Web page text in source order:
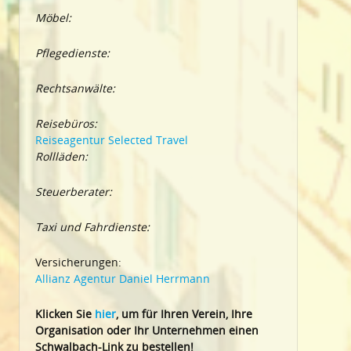
Möbel:
Pflegedienste:
Rechtsanwälte:
Reisebüros:
Reiseagentur Selected Travel
Rollläden:
Steuerberater:
Taxi und Fahrdienste:
Versicherungen:
Allianz Agentur Daniel Herrmann
Klicken Sie hier, um für Ihren Verein, Ihre
Organisation oder Ihr Unternehmen einen
Schwalbach-Link zu bestellen!